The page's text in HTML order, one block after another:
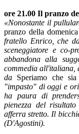
ore 21.00 Il pranzo
«Nonostante il
pranzo della domenica
fratello Enrico, che
sceneggiatore e co-
abbandona alla
commedia all'italiana,
da Speriamo che
"impasto" di oggi e
ha paura di
pienezza del
afferra stretto. Il
(D'Agostini).